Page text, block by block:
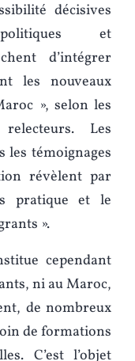
décisives
et
d’intégrer
les nouveaux
», selon les
Les
les témoignages
révèlent par
pratique et le
».
cependant
ni au Maroc,
de nombreux
de formations
C’est l’objet